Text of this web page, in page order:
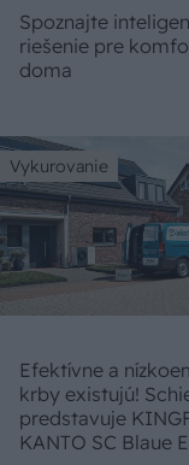
Spoznajte
riešenie pre
doma
Vykurovanie
Efektívne a
krby existujú!
predstavuje
KANTO SC Blaue